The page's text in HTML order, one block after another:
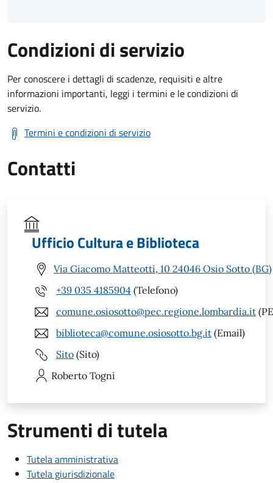
Condizioni di servizio
Per conoscere i dettagli di scadenze, requisiti e altre
informazioni importanti, leggi i termini e le condizioni di
servizio.
Termini e condizioni di servizio
Contatti
Ufficio Cultura e Biblioteca
Via Giacomo Matteotti, 10 24046 Osio Sotto (BG)
+39 035 4185904 (Telefono)
comune.osiosotto@pec.regione.lombardia.it
biblioteca@comune.osiosotto.bg.it (Email)
Sito (Sito)
Roberto Togni
Strumenti di tutela
Tutela amministrativa
Tutela giurisdizionale